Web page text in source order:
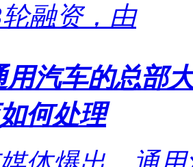
融资，由
用汽车的总部
何处理